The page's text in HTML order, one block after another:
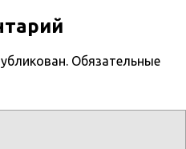
Обязательные